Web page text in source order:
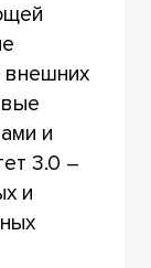
внешних
и
3.0 –
и